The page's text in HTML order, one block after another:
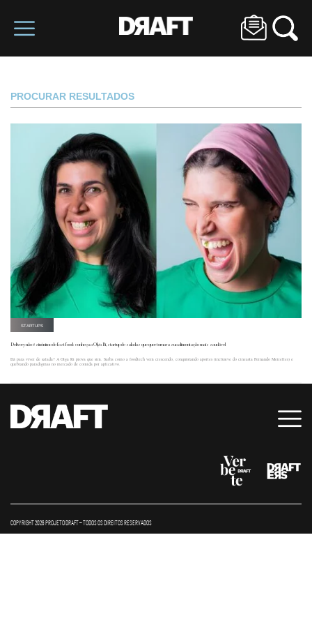
PROCURAR RESULTADOS
STARTUPS
Delivery não é sinônimo de fast food: conheça a Olga Ri, startup de saladas que quer tornar a sua alimentação mais saudável
Dá para viver de salada? A Olga Ri prova que sim. Saiba como a foodtech vem crescendo, conquistando aportes (inclusive do cineasta Fernando Meirelles) e
quebrando paradigmas no mercado de comida por aplicativo.
COPYRIGHT 2026 PROJETO DRAFT – TODOS OS DIREITOS RESERVADOS